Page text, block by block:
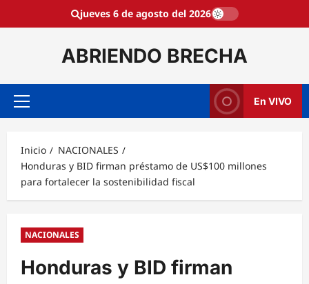
jueves 6 de agosto del 2026
ABRIENDO BRECHA
Menú
En VIVO
Inicio
NACIONALES
Honduras y BID firman préstamo de US$100 millones
para fortalecer la sostenibilidad fiscal
NACIONALES
Honduras y BID firman